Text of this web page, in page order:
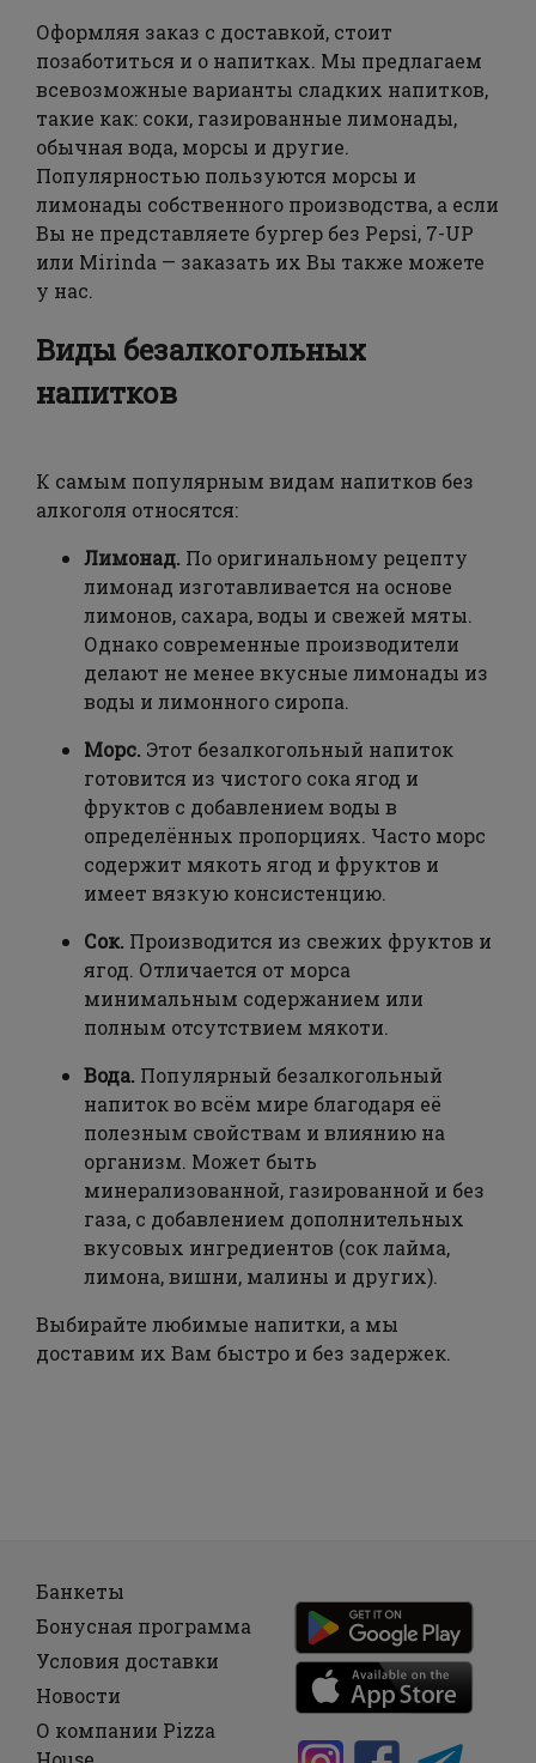
Оформляя заказ с доставкой, стоит
позаботиться и о напитках. Мы предлагаем
всевозможные варианты сладких напитков,
такие как: соки, газированные лимонады,
обычная вода, морсы и другие.
Популярностью пользуются морсы и
лимонады собственного производства, а если
Вы не представляете бургер без Pepsi, 7-UP
или Mirinda — заказать их Вы также можете
у нас.
Виды безалкогольных
напитков
К самым популярным видам напитков без
алкоголя относятся:
Лимонад. По оригинальному рецепту
лимонад изготавливается на основе
лимонов, сахара, воды и свежей мяты.
Однако современные производители
делают не менее вкусные лимонады из
воды и лимонного сиропа.
Морс. Этот безалкогольный напиток
готовится из чистого сока ягод и
фруктов с добавлением воды в
определённых пропорциях. Часто морс
содержит мякоть ягод и фруктов и
имеет вязкую консистенцию.
Сок. Производится из свежих фруктов и
ягод. Отличается от морса
минимальным содержанием или
полным отсутствием мякоти.
Вода. Популярный безалкогольный
напиток во всём мире благодаря её
полезным свойствам и влиянию на
организм. Может быть
минерализованной, газированной и без
газа, с добавлением дополнительных
вкусовых ингредиентов (сок лайма,
лимона, вишни, малины и других).
Выбирайте любимые напитки, а мы
доставим их Вам быстро и без задержек.
Банкеты
Бонусная программа
Условия доставки
Новости
О компании Pizza